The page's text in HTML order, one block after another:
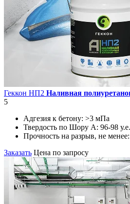
Геккон НП2 Наливная
5
Адгезия к бетону: >3 мПа
Твердость по Шору А: 96-98 у.е.
Прочность на разрыв, не менее:
Заказать Цена по запросу